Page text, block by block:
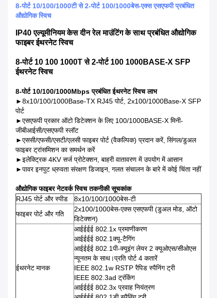
8-पोर्ट 10/100/1000टी से 2-पोर्ट 100/1000बेस-एक्स एसएफपी प्रबंधित
औद्योगिक स्विच
IP40 एल्यूमीनियम केस दीन रेल माउंटिंग के साथ प्रबंधित औद्योगिक
फाइबर ईथरनेट स्विच
8-पोर्ट 10 100 1000T से 2-पोर्ट 100 1000BASE-X SFP
ईथरनेट स्विच
8-पोर्ट 10/100/1000Mbps प्रबंधित ईथरनेट स्विच लाभ
►8x10/100/1000Base-TX RJ45 पोर्ट, 2x100/1000Base-X SFP
पोर्ट
►एसएफपी प्रकार ऑटो डिटेक्शन के लिए 100/1000BASE-X मिनी-
जीबीआईसी/एसएफपी स्लॉट
►एससी/एफसी/एसटी/एलसी फाइबर पोर्ट (वैकल्पिक) प्रदान करें, सिंगल/डुअल
फाइबर ट्रांसमिशन का समर्थन करें
►इलेक्ट्रिक 4KV सर्ज प्रोटेक्शन, बाहरी वातावरण में उपयोग में आसान
►पावर इनपुट ध्रुवता संरक्षण डिजाइन, गलत संचालन के बारे में कोई चिंता नहीं
औद्योगिक फाइबर नेटवर्क स्विच तकनीकी सूचकांक
RJ45 पोर्ट और स्पीड
8x10/100/1000बेस-टी
फाइबर पोर्ट और गति
2x100/1000बेस-एक्स एसएफपी (डुअल मोड, ऑटो
डिटेक्शन)
ईथरनेट मानक
आईईईई 802.1x प्रमाणीकरण
आईईईई 802.1क्यू-टैगिंग
आईईईई 802.1पी-क्यूइंग लेयर 2 क्यूओएस/सीओएस
न्यूनतम के साथ।प्रति पोर्ट 4 कतारें
IEEE 802.1w RSTP रैपिड स्पैनिंग ट्री
IEEE 802.3ad ट्रंकिंग
आईईईई 802.3x प्रवाह नियंत्रण